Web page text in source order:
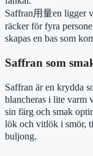
Saffran用量en ligger
räcker för fyra
skapas en bas som
Saffran som
Saffran är en krydda
blancheras i lite varm
sin färg och smak
lök och vitlök i smör,
buljong.